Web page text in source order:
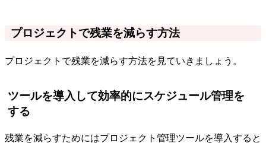
プロジェクトで残業を減らす方法
プロジェクトで残業を減らす方法を見ていきましょう。
ツールを導入して効率的にスケジュール管理を
する
残業を減らすためにはプロジェクト管理ツールを導入すると